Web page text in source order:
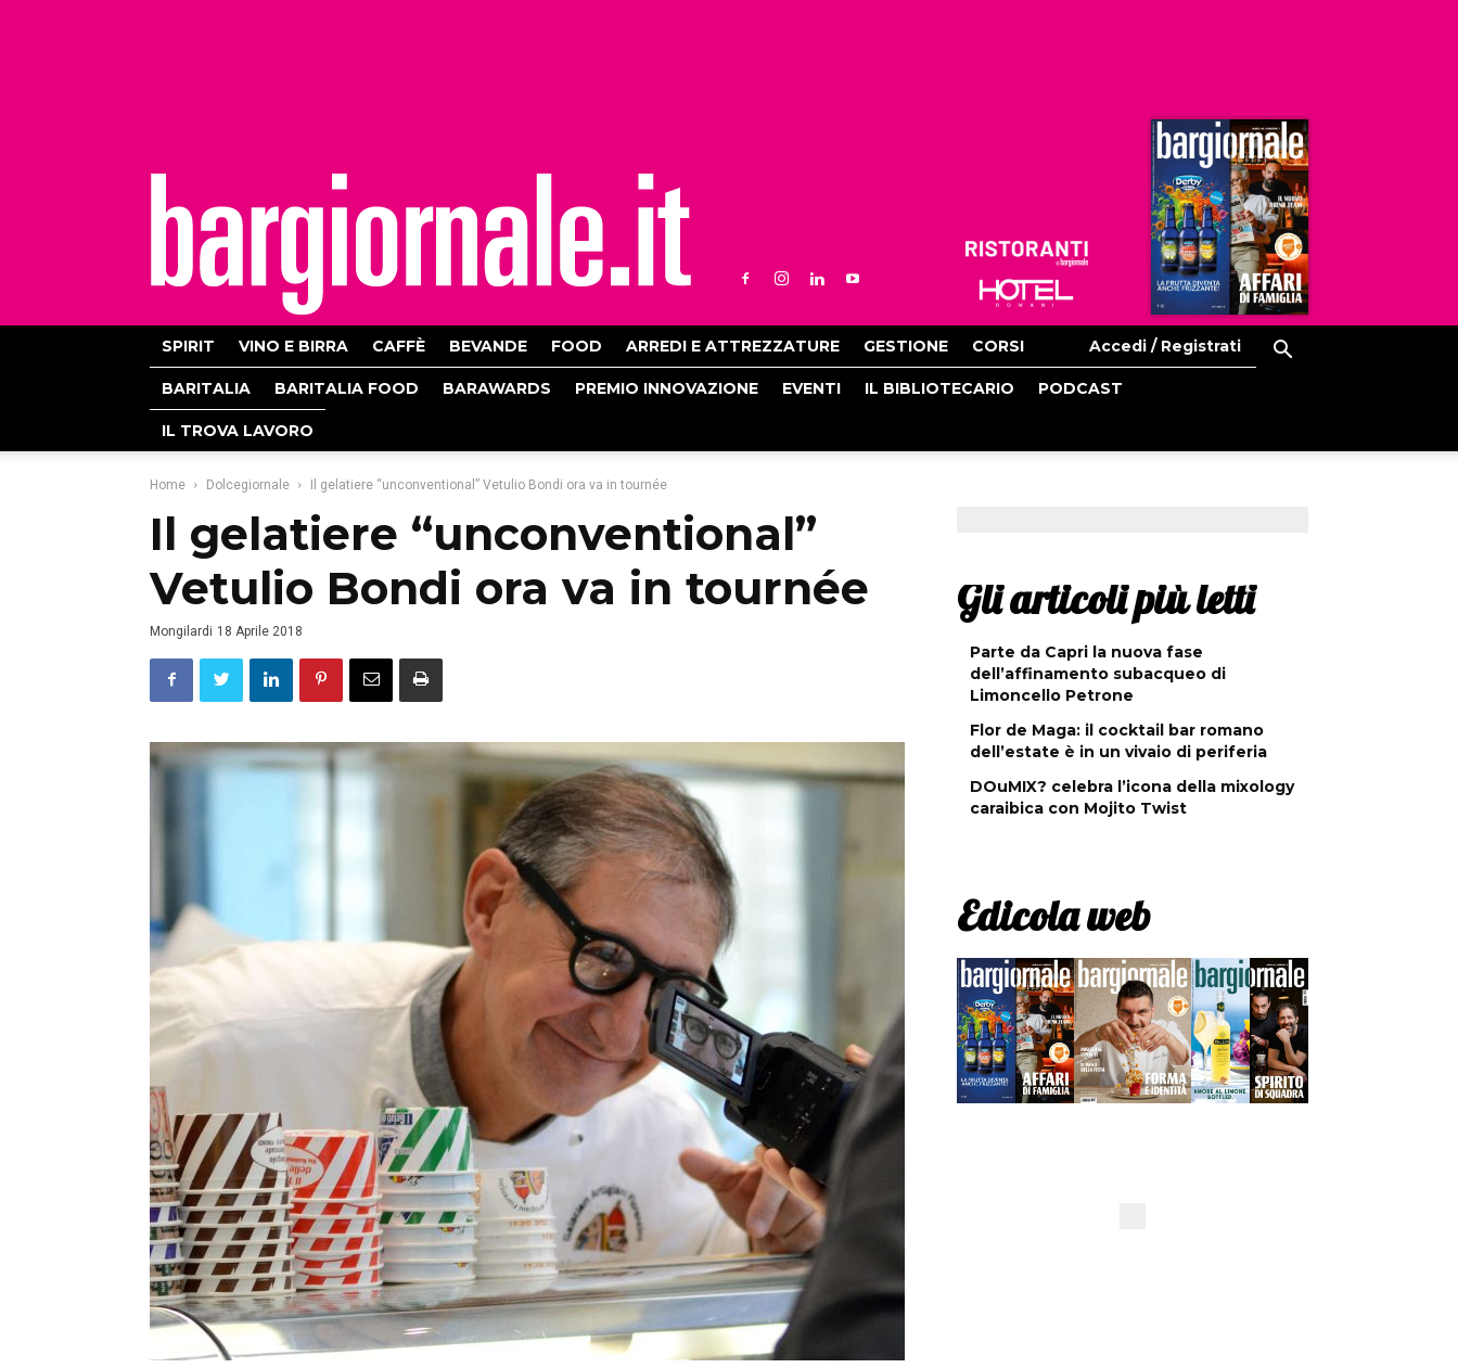
Ristoranti
Hoteldomani
SPIRIT VINO E BIRRA CAFFÈ BEVANDE FOOD ARREDI E ATTREZZATURE GESTIONE CORSI Accedi / Registrati
BARITALIA BARITALIA FOOD BARAWARDS PREMIO INNOVAZIONE EVENTI IL BIBLIOTECARIO PODCAST
IL TROVA LAVORO
Home Dolcegiornale Il gelatiere “unconventional” Vetulio Bondi ora va in tournée
Il gelatiere “unconventional”
Vetulio Bondi ora va in tournée
Mongilardi 18 Aprile 2018
Gli articoli più letti
Parte da Capri la nuova fase
dell’affinamento subacqueo di
Limoncello Petrone
Flor de Maga: il cocktail bar romano
dell’estate è in un vivaio di periferia
DOuMIX? celebra l’icona della mixology
caraibica con Mojito Twist
Edicola web